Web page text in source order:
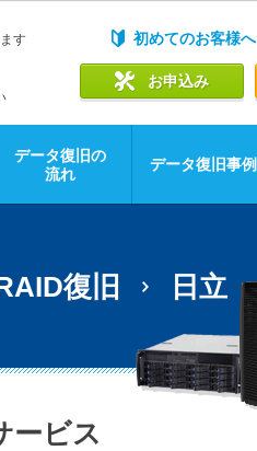
す 初めてのお客様へ
お申込み
データ復旧の
流れ
データ復旧事例
復旧 日立
ービス